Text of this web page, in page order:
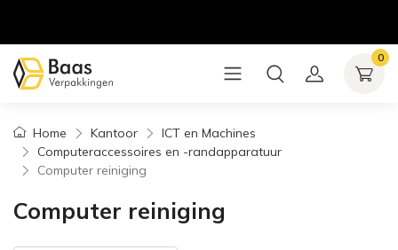
0
Home Kantoor
ICT en Machines
Computeraccessoires en -randapparatuur
Computer reiniging
Computer reiniging